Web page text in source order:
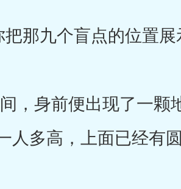
九个盲点的位置展
身前便出现了一颗
人多高，上面已经有